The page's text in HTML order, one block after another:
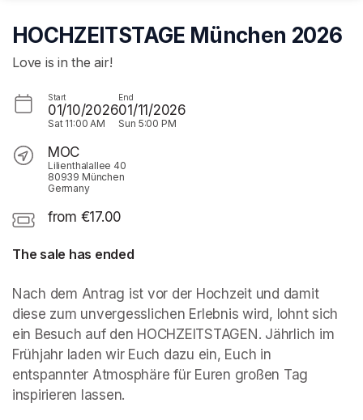
HOCHZEITSTAGE München 2026
Love is in the air!
Start
01/10/2026
Sat 11:00 AM
End
01/11/2026
Sun 5:00 PM
MOC
Lilienthalallee 40
80939 München
Germany
from €17.00
The sale has ended
Nach dem Antrag ist vor der Hochzeit und damit
diese zum unvergesslichen Erlebnis wird, lohnt sich
ein Besuch auf den HOCHZEITSTAGEN. Jährlich im
Frühjahr laden wir Euch dazu ein, Euch in
entspannter Atmosphäre für Euren großen Tag
inspirieren lassen.